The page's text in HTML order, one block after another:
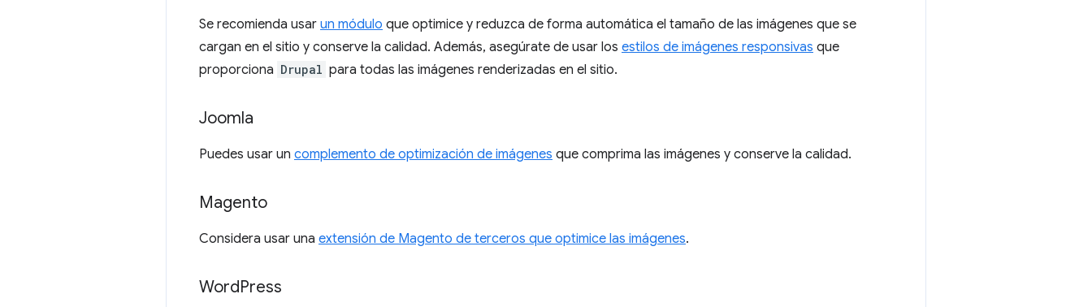
Se recomienda usar un módulo que optimice y reduzca de forma automática el tamaño de las imágenes que se
cargan en el sitio y conserve la calidad. Además, asegúrate de usar los estilos de imágenes responsivas que
proporciona Drupal para todas las imágenes renderizadas en el sitio.
Joomla
Puedes usar un complemento de optimización de imágenes que comprima las imágenes y conserve la calidad.
Magento
Considera usar una extensión de Magento de terceros que optimice las imágenes.
WordPress